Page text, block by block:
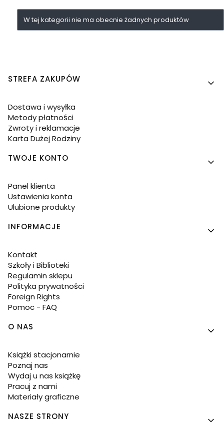
Lista produktów
W tej kategorii nie ma obecnie żadnych produktów
Linki w stopce
STREFA ZAKUPÓW
Dostawa i wysyłka
Metody płatności
Zwroty i reklamacje
Karta Dużej Rodziny
TWOJE KONTO
Panel klienta
Ustawienia konta
Ulubione produkty
INFORMACJE
Kontakt
Szkoły i Biblioteki
Regulamin sklepu
Polityka prywatności
Foreign Rights
Pomoc - FAQ
O NAS
Książki stacjonarnie
Poznaj nas
Wydaj u nas książkę
Pracuj z nami
Materiały graficzne
NASZE STRONY